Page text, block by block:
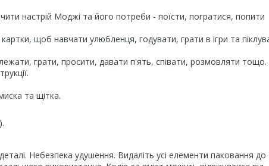
настрій Моджі та його потреби - поїсти, погратися, попити
щоб навчати улюбленця, годувати, грати в ігри та
грати, просити, давати п'ять, співати, розмовляти тощо.
та щітка.
Небезпека удушення. Видаліть усі елементи паковання